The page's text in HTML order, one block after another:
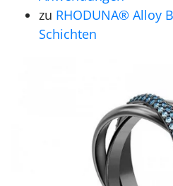
zu RHODUNA® Alloy
Schichten